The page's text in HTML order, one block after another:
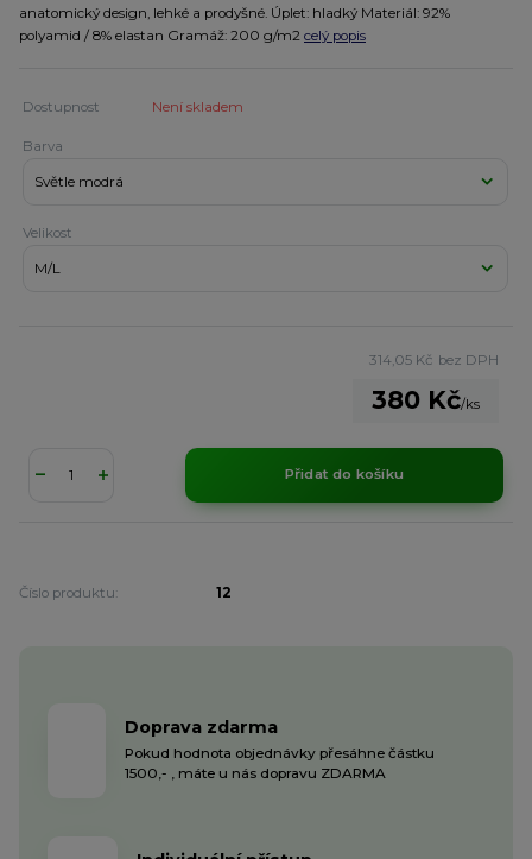
anatomický design, lehké a prodyšné. Úplet: hladký Materiál: 92%
polyamid / 8% elastan Gramáž: 200 g/m2 celý popis
Dostupnost Není skladem
Barva
Velikost
380 Kč/ks
314,05 Kč bez DPH
Přidat do košíku
Číslo produktu: 12
Doprava zdarma
Pokud hodnota objednávky přesáhne částku
1500,- , máte u nás dopravu ZDARMA